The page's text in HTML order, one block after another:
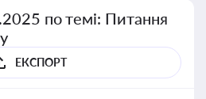
по темі: Питання
ЕКСПОРТ